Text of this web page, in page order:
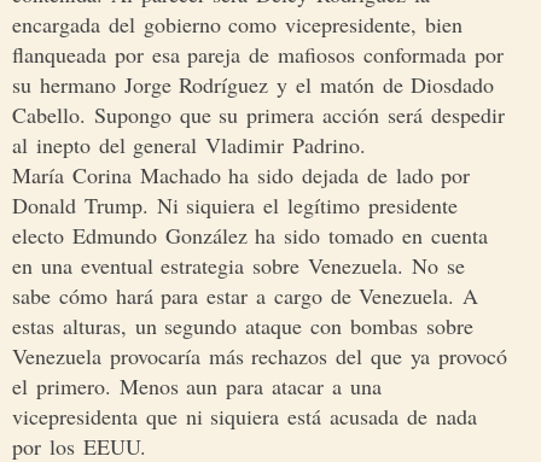
encargada del gobierno como vicepresidente, bien
flanqueada por esa pareja de mafiosos conformada por
su hermano Jorge Rodríguez y el matón de Diosdado
Cabello. Supongo que su primera acción será despedir
al inepto del general Vladimir Padrino.
María Corina Machado ha sido dejada de lado por
Donald Trump. Ni siquiera el legítimo presidente
electo Edmundo González ha sido tomado en cuenta
en una eventual estrategia sobre Venezuela. No se
sabe cómo hará para estar a cargo de Venezuela. A
estas alturas, un segundo ataque con bombas sobre
Venezuela provocaría más rechazos del que ya provocó
el primero. Menos aun para atacar a una
vicepresidenta que ni siquiera está acusada de nada
por los EEUU.